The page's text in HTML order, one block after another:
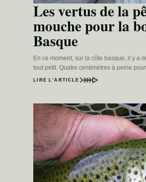
Les vertus de la
mouche pour la
Basque
En ce moment, sur la côte basque, il y a
tout petit. Quatre centimètres à peine
LIRE L’ARTICLE